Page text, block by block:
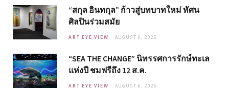
“สกุล อินทกุล” ก้าวสู่บทบาทใหม่ ทัศน
ศิลปินร่วมสมัย
ART EYE VIEW AUGUST 6, 2026
“SEA THE CHANGE” นิทรรศการรักษ์ทะเล
แห่งปี ชมฟรีถึง 12 ส.ค.
ART EYE VIEW AUGUST 6, 2026